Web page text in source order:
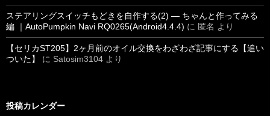
ステアリングスイッチもどきを自作する(2) ― ちゃんと作ってみる
編 ｜AutoPumpkin Navi RQ0265(Android4.4.4) に 匿名 より
【セリカST205】2ヶ月前のオイル交換をわざわざ記事にする【追い
ついた】
に Satosim3104 より
投稿カレンダー